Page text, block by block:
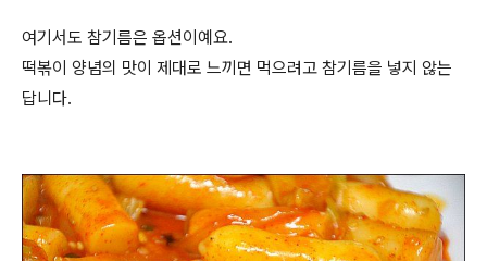
여기서도 참기름은 옵션이예요.
떡볶이 양념의 맛이 제대로 느끼면 먹으려고 참기름을 넣지 않는
답니다.